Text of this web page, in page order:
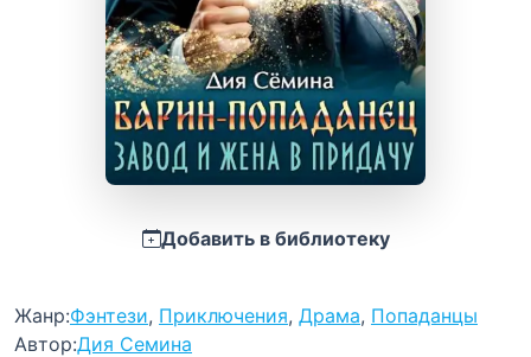
Добавить в библиотеку
Жанр:Фэнтези, Приключения, Драма, Попаданцы
Автор:Дия Семина